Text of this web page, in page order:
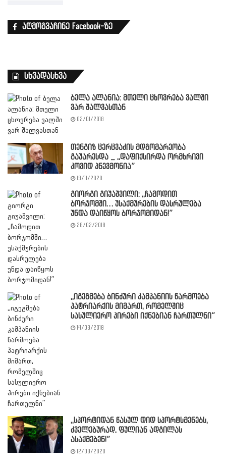
აღმოგვაჩინე Facebook-ზე
სხვადასხვა
ბელა ალანია: მთელი ცხოვრება ვალში
ვარ შალვასთან
02/01/2018
თენგიზ ცერცვაძის მდგომარეობა
გაუარესდა _ ,,დაფიქსირდა ორმხრივი
კოვიდ პნევმონია”
19/11/2020
გიორგი გიუაშვილი: ,,ჩამოდით
ბორჯომში… უსაქმურების დასრულება
უნდა დაიწყოს ბორჯომიდან!”
28/02/2018
,,იგეგმება ბინძური კამპანიის წარმოება
პატრიარქის მიმართ, რომელშიც
სასულიერო პირები იქნებიან ჩართულნი”
14/03/2018
,,სპორტიდან წასულ დიდ სპორტსმენებს,
ძველებურად, ფულიან ადგილას
ასაქმებენ!”
12/09/2020